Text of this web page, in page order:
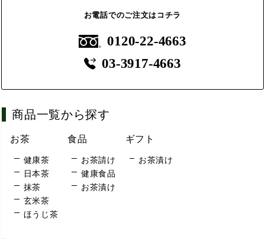
お電話でのご注文はコチラ
0120-22-4663
03-3917-4663
商品一覧から探す
お茶
健康茶
日本茶
抹茶
玄米茶
ほうじ茶
食品
お茶請け
健康食品
お茶漬け
ギフト
お茶漬け